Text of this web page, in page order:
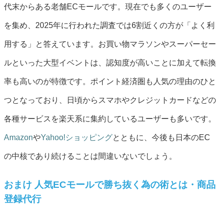
代末からある老舗ECモールです。現在でも多くのユーザー
を集め、2025年に行われた調査では6割近くの方が「よく利
用する」と答えています。お買い物マラソンやスーパーセー
ルといった大型イベントは、認知度が高いことに加えて転換
率も高いのが特徴です。ポイント経済圏も人気の理由のひと
つとなっており、日頃からスマホやクレジットカードなどの
各種サービスを楽天系に集約しているユーザーも多いです。
AmazonやYahoo!ショッピングとともに、今後も日本のEC
の中核であり続けることは間違いないでしょう。
おまけ 人気ECモールで勝ち抜く為の術とは・商品
登録代行